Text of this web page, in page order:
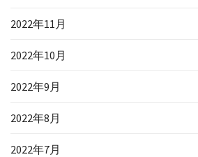
2022年11月
2022年10月
2022年9月
2022年8月
2022年7月